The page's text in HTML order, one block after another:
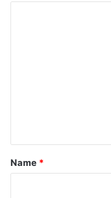
*
Name *